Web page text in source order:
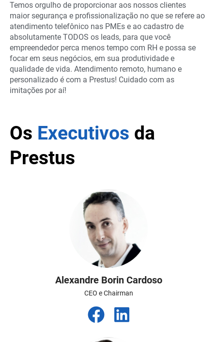
Temos orgulho de proporcionar aos nossos clientes
maior segurança e profissionalização no que se refere ao
atendimento telefônico nas PMEs e ao cadastro de
absolutamente TODOS os leads, para que você
empreendedor perca menos tempo com RH e possa se
focar em seus negócios, em sua produtividade e
qualidade de vida. Atendimento remoto, humano e
personalizado é com a Prestus! Cuidado com as
imitações por aí!
Os Executivos da
Prestus
Alexandre Borin Cardoso
CEO e Chairman